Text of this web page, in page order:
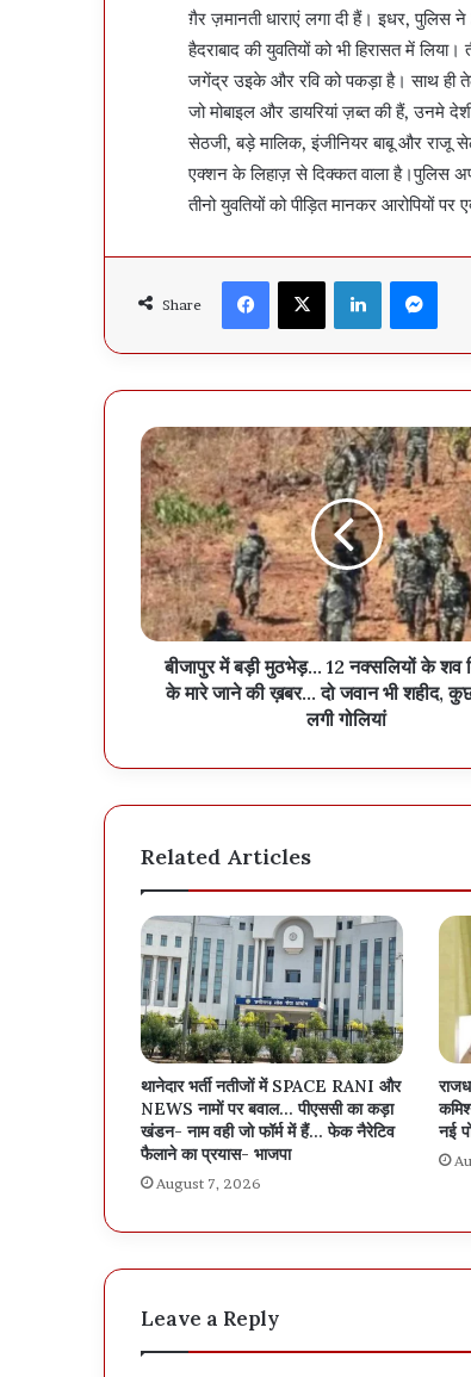
ग़ैर ज़मानती धाराएं लगा दी हैं। इधर,
हैदराबाद की युवतियों को भी हिरासत में
जगेंद्र उइके और रवि को पकड़ा है। साथ ही
जो मोबाइल और डायरियां ज़ब्त की हैं, उनमे
सेठजी, बड़े मालिक, इंजीनियर बाबू और राजू
एक्शन के लिहाज़ से दिक्कत वाला है।पुलिस
तीनो युवतियों को पीड़ित मानकर आरोपियों पर
Share
Facebook X LinkedIn
बीजापुर में बड़ी मुठभेड़… 12 नक्सलियों के शव
के मारे जाने की ख़बर… दो जवान भी शहीद,
लगी गोलियां
Related Articles
थानेदार भर्ती नतीजों में SPACE RANI और
NEWS नामों पर बवाल… पीएससी का कड़ा
खंडन- नाम वही जो फॉर्म में हैं… फेक नैरेटिव
फैलाने का प्रयास- भाजपा
August 7, 2026
नई
Leave a Reply